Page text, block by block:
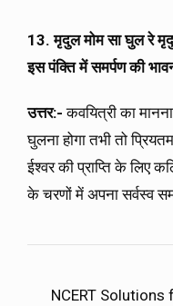
13. मृदुल मोम सा घुल रे
इस पंक्ति में समर्पण की
उत्तर:-कवयित्री का
घुलना होगा तभी तो
ईश्वर की प्राप्ति के लिए
के चरणों में अपना सर्वस्व
NCERT